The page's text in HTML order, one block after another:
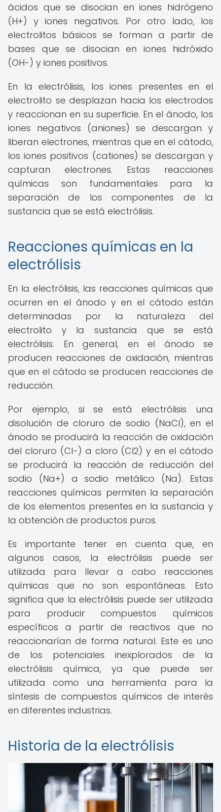
ácidos que se disocian en iones hidrógeno
(H+) y iones negativos. Por otro lado, los
electrolitos básicos se forman a partir de
bases que se disocian en iones hidróxido
(OH-) y iones positivos.
En la electrólisis, los iones presentes en el
electrolito se desplazan hacia los electrodos
y reaccionan en su superficie. En el ánodo, los
iones negativos (aniones) se descargan y
liberan electrones, mientras que en el cátodo,
los iones positivos (cationes) se descargan y
capturan electrones. Estas reacciones
químicas son fundamentales para la
separación de los componentes de la
sustancia que se está electrólisis.
Reacciones químicas en la
electrólisis
En la electrólisis, las reacciones químicas que
ocurren en el ánodo y en el cátodo están
determinadas por la naturaleza del
electrolito y la sustancia que se está
electrólisis. En general, en el ánodo se
producen reacciones de oxidación, mientras
que en el cátodo se producen reacciones de
reducción.
Por ejemplo, si se está electrólisis una
disolución de cloruro de sodio (NaCl), en el
ánodo se producirá la reacción de oxidación
del cloruro (Cl-) a cloro (Cl2) y en el cátodo
se producirá la reacción de reducción del
sodio (Na+) a sodio metálico (Na). Estas
reacciones químicas permiten la separación
de los elementos presentes en la sustancia y
la obtención de productos puros.
Es importante tener en cuenta que, en
algunos casos, la electrólisis puede ser
utilizada para llevar a cabo reacciones
químicas que no son espontáneas. Esto
significa que la electrólisis puede ser utilizada
para producir compuestos químicos
específicos a partir de reactivos que no
reaccionarían de forma natural. Este es uno
de los potenciales inexplorados de la
electrólisis química, ya que puede ser
utilizada como una herramienta para la
síntesis de compuestos químicos de interés
en diferentes industrias.
Historia de la electrólisis